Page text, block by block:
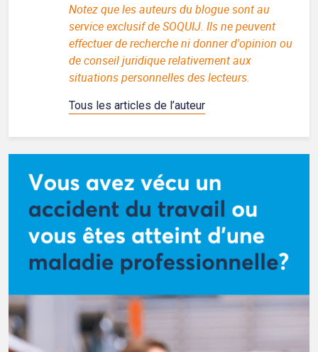
Notez que les auteurs du blogue sont au
service exclusif de SOQUIJ. Ils ne peuvent
effectuer de recherche ni donner d'opinion ou
de conseil juridique relativement aux
situations personnelles des lecteurs.
Tous les articles de l’auteur